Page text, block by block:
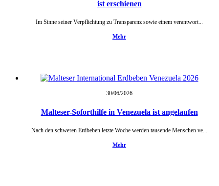
ist erschienen
Im Sinne seiner Verpflichtung zu Transparenz sowie einem verantwort...
Mehr
30/06/2026
Malteser-Soforthilfe in Venezuela ist angelaufen
Nach den schweren Erdbeben letzte Woche werden tausende Menschen ve...
Mehr